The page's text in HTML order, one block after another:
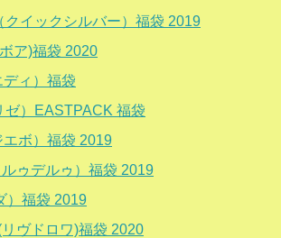
クイックシルバー）福袋 2019
ア)福袋 2020
ィ）福袋
ゼ）EASTPACK 福袋
エボ）福袋 2019
ゥデルゥ）福袋 2019
）福袋 2019
ヴドロワ)福袋 2020